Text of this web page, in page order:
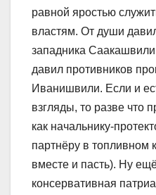
равной яростью
властям. От души
западника
давил противников
Иванишвили. Если и
взгляды, то разве что
как начальнику-
партнёру в топливном
вместе и пасть). Ну
консервативная